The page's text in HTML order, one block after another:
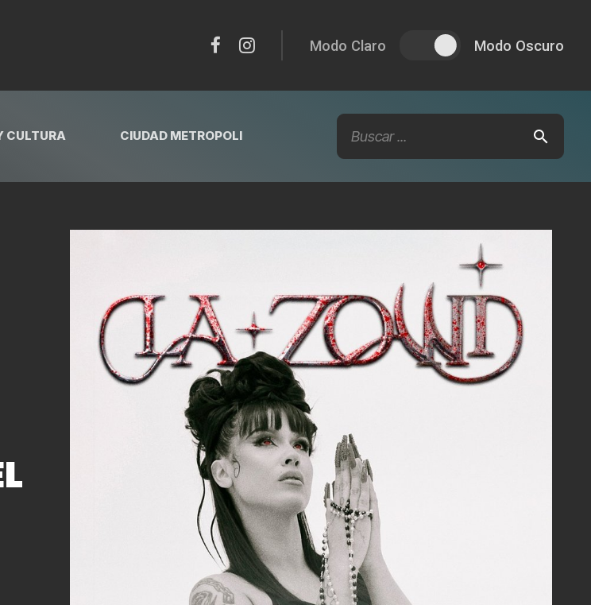
Modo Claro Modo Oscuro
CULTURA CIUDAD METROPOLI